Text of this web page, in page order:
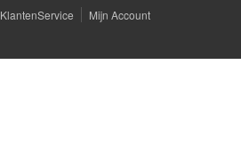
KlantenService Mijn Account